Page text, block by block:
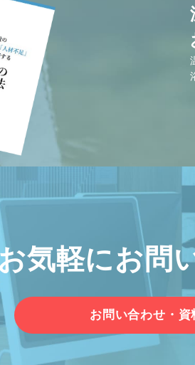
気軽にお問
お問い合わせ・資